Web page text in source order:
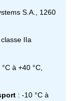
S.A., 1260
IIa
à +40 °C,
: -10 °C à